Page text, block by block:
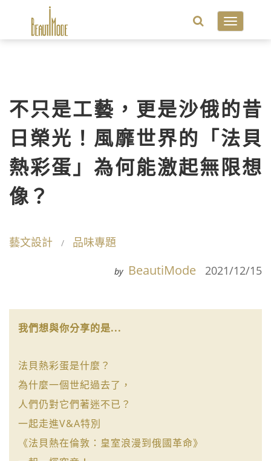
Toggle
不只是工藝，更是沙俄的昔
日榮光！風靡世界的「法貝
熱彩蛋」為何能激起無限想
像？
藝文設計 品味專題
by BeautiMode 2021/12/15
我們想與你分享的是...
法貝熱彩蛋是什麼？
為什麼一個世紀過去了，
人們仍對它們著迷不已？
一起走進V&A特別
《法貝熱在倫敦：皇室浪漫到俄國革命》